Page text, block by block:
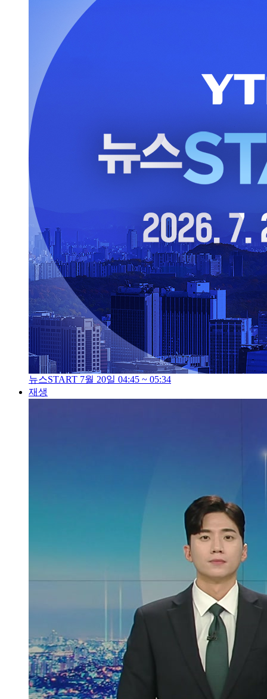
뉴스START 7월 20일 04:45 ~ 05:34
재생